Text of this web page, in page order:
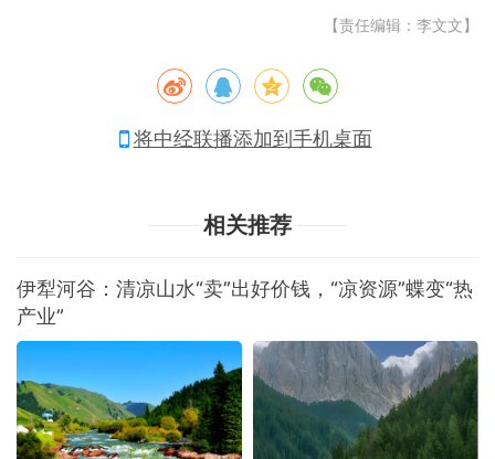
【责任编辑：李文文】
将中经联播添加到手机桌面
相关推荐
伊犁河谷：清凉山水“卖”出好价钱，“凉资源”蝶变“热
产业”